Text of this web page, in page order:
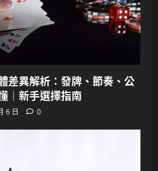
差異解析：發牌、節奏、公
｜新手選擇指南
6 日 0